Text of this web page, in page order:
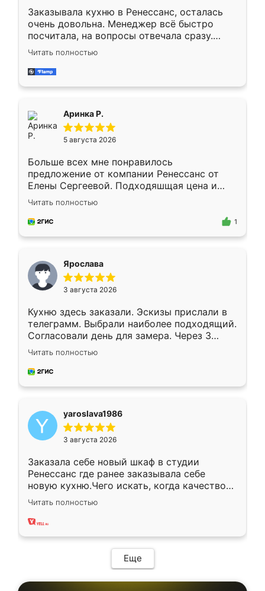
Заказывала кухню в Ренессанс, осталась
очень довольна. Менеджер всё быстро
посчитала, на вопросы отвечала сразу.
Замерщик приехал в субботу, подошёл к
делу со всей ответственностью. Собрали
за день, ребята работали аккуратно, даже
Читать полностью
Аринка Р.
5 августа 2026
Больше всех мне понравилось
предложение от компании Ренессанс от
Елены Сергеевой. Подходяшщая цена и
короткие сроки изготовления. Приехавший
для замера сотрудник Владислав
предложил по моему эскизу самый
Читать полностью
1
Ярослава
3 августа 2026
Кухню здесь заказали. Эскизы прислали в
телеграмм. Выбрали наиболее подходящий.
Согласовали день для замера. Через 3
недели кухня была уже готова. Остались
довольны работой. Спасибо Ренессанс
мебель за качественную работу!
Читать полностью
yaroslava1986
3 августа 2026
Заказала себе новый шкаф в студии
Ренессанс где ранее заказывала себе
новую кухню.Чего искать, когда качеством
вполне довольна. Служит кухня уже почти
два года, нареканий нет.
Читать полностью
Еще